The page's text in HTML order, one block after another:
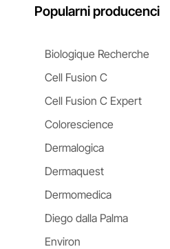
Popularni producenci
Biologique Recherche
Cell Fusion C
Cell Fusion C Expert
Colorescience
Dermalogica
Dermaquest
Dermomedica
Diego dalla Palma
Environ